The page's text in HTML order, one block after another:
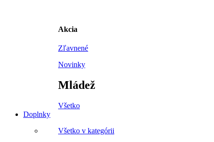
Akcia
Zľavnené
Novinky
Mládež
Všetko
Doplnky
Všetko v kategórii